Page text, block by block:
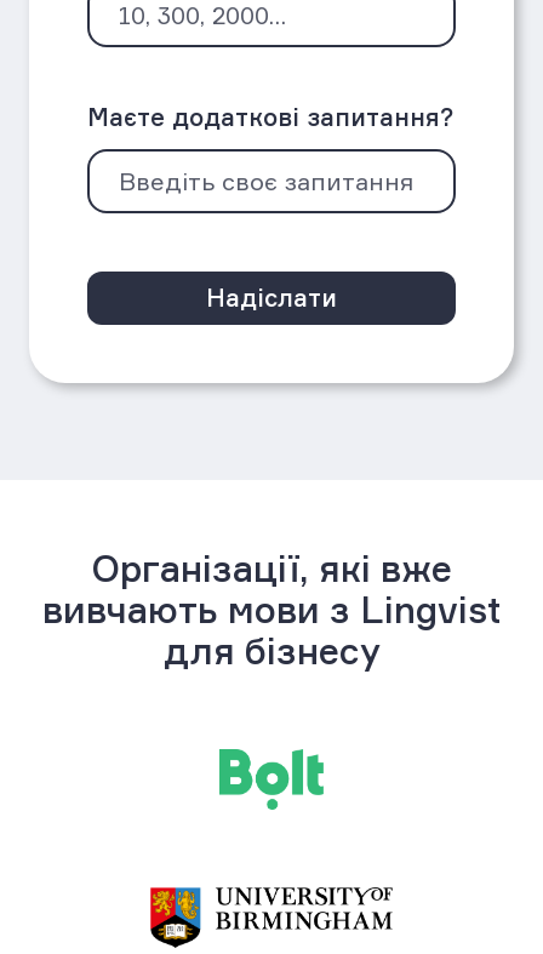
Маєте додаткові запитання?
Надіслати
Організації, які вже
вивчають мови з Lingvist
для бізнесу